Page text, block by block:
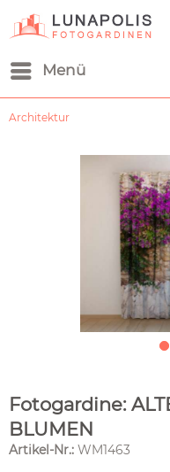
Menü
Architektur
Fotogardine:
BLUMEN
Artikel-Nr.: WM1463